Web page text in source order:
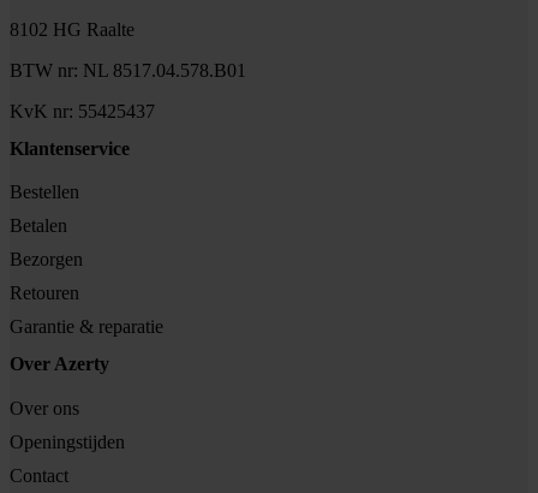
8102 HG Raalte
BTW nr: NL 8517.04.578.B01
KvK nr: 55425437
Klantenservice
Bestellen
Betalen
Bezorgen
Retouren
Garantie & reparatie
Over Azerty
Over ons
Openingstijden
Contact